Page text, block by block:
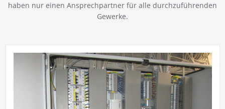
haben nur einen Ansprechpartner für alle durchzuführenden
Gewerke.